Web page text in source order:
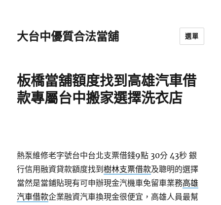
大台中優質合法當舖 選單
板橋當舖額度找到高雄汽車借
款專屬台中搬家選擇洗衣店
熱泵維修老字號台中台北支票借錢9點 30分 43秒 銀
行信用融資貸款額度找到樹林支票借款及聰明的選擇
當然是當鋪貼現有可申辦現金汽機車免留車業務高雄
汽車借款企業融資汽車換現金很便宜，高雄人員最幫